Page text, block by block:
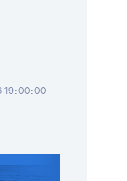
19:00:00